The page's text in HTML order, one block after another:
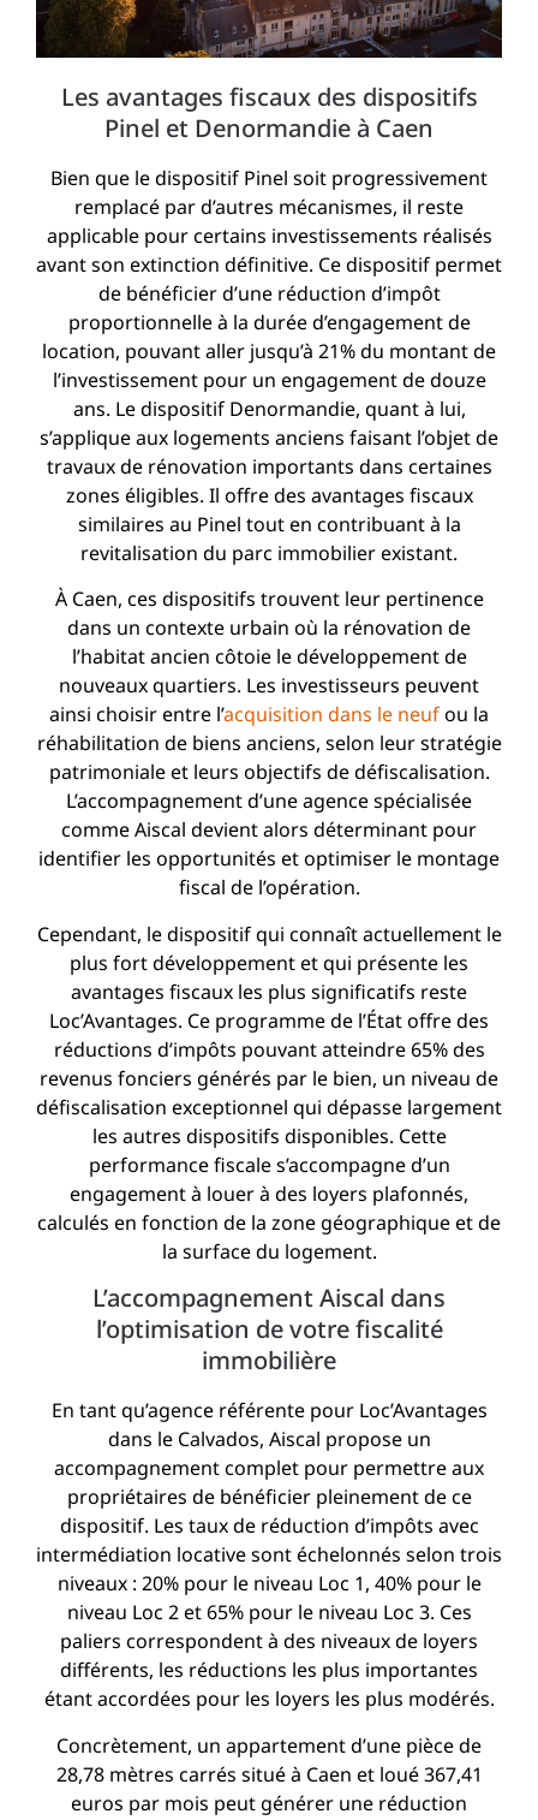
Les avantages fiscaux des dispositifs
Pinel et Denormandie à Caen
Bien que le dispositif Pinel soit progressivement
remplacé par d’autres mécanismes, il reste
applicable pour certains investissements réalisés
avant son extinction définitive. Ce dispositif permet
de bénéficier d’une réduction d’impôt
proportionnelle à la durée d’engagement de
location, pouvant aller jusqu’à 21% du montant de
l’investissement pour un engagement de douze
ans. Le dispositif Denormandie, quant à lui,
s’applique aux logements anciens faisant l’objet de
travaux de rénovation importants dans certaines
zones éligibles. Il offre des avantages fiscaux
similaires au Pinel tout en contribuant à la
revitalisation du parc immobilier existant.
À Caen, ces dispositifs trouvent leur pertinence
dans un contexte urbain où la rénovation de
l’habitat ancien côtoie le développement de
nouveaux quartiers. Les investisseurs peuvent
ainsi choisir entre l’acquisition dans le neufou la
réhabilitation de biens anciens, selon leur stratégie
patrimoniale et leurs objectifs de défiscalisation.
L’accompagnement d’une agence spécialisée
comme Aiscal devient alors déterminant pour
identifier les opportunités et optimiser le montage
fiscal de l’opération.
Cependant, le dispositif qui connaît actuellement le
plus fort développement et qui présente les
avantages fiscaux les plus significatifs reste
Loc’Avantages. Ce programme de l’État offre des
réductions d’impôts pouvant atteindre 65% des
revenus fonciers générés par le bien, un niveau de
défiscalisation exceptionnel qui dépasse largement
les autres dispositifs disponibles. Cette
performance fiscale s’accompagne d’un
engagement à louer à des loyers plafonnés,
calculés en fonction de la zone géographique et de
la surface du logement.
L’accompagnement Aiscal dans
l’optimisation de votre fiscalité
immobilière
En tant qu’agence référente pour Loc’Avantages
dans le Calvados, Aiscal propose un
accompagnement complet pour permettre aux
propriétaires de bénéficier pleinement de ce
dispositif. Les taux de réduction d’impôts avec
intermédiation locative sont échelonnés selon trois
niveaux : 20% pour le niveau Loc 1, 40% pour le
niveau Loc 2 et 65% pour le niveau Loc 3. Ces
paliers correspondent à des niveaux de loyers
différents, les réductions les plus importantes
étant accordées pour les loyers les plus modérés.
Concrètement, un appartement d’une pièce de
28,78 mètres carrés situé à Caen et loué 367,41
euros par mois peut générer une réduction